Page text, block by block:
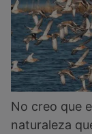
No creo que
naturaleza